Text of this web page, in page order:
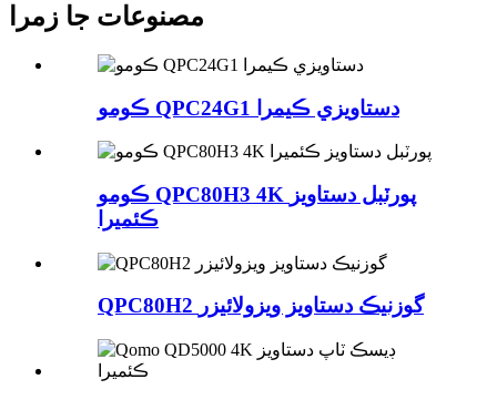
مصنوعات جا زمرا
ڪومو QPC24G1 دستاويزي ڪيمرا
ڪومو QPC80H3 4K پورٽبل دستاويز
ڪئميرا
QPC80H2 گوزنيڪ دستاويز ويزولائيزر